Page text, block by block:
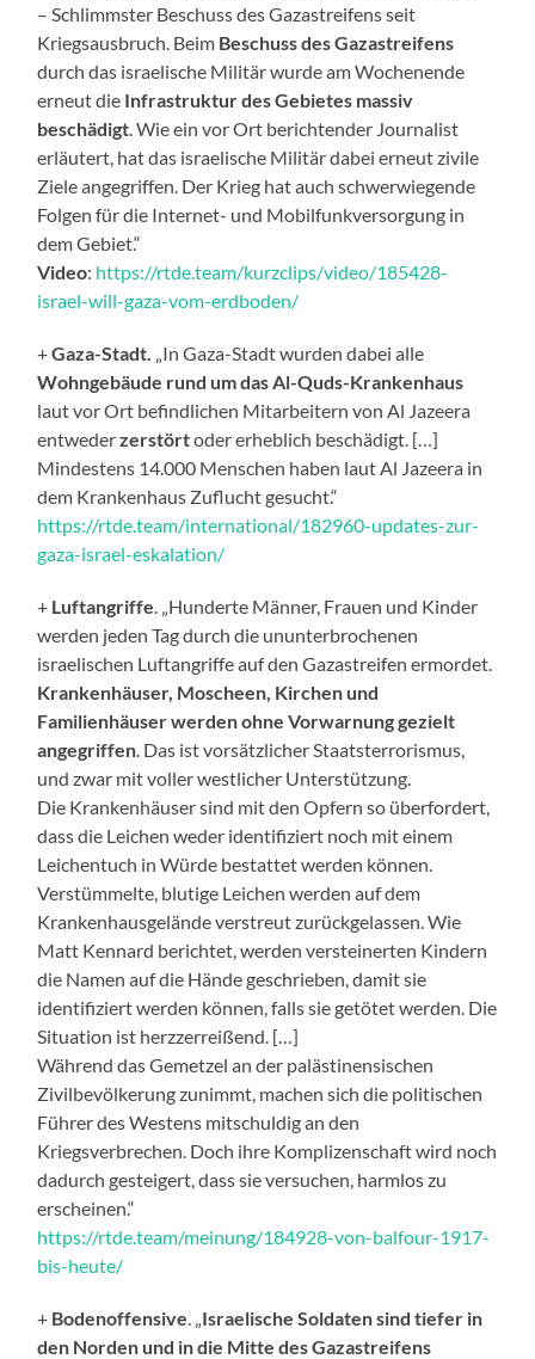
– Schlimmster Beschuss des Gazastreifens seit
Kriegsausbruch. Beim Beschuss des Gazastreifens
durch das israelische Militär wurde am Wochenende
erneut die Infrastruktur des Gebietes massiv
beschädigt . Wie ein vor Ort berichtender Journalist
erläutert, hat das israelische Militär dabei erneut zivile
Ziele angegriffen. Der Krieg hat auch schwerwiegende
Folgen für die Internet- und Mobilfunkversorgung in
dem Gebiet.“
Video: https://rtde.team/kurzclips/video/185428-
israel-will-gaza-vom-erdboden/
+Gaza-Stadt.
„In Gaza-Stadt wurden dabei alle
Wohngebäude rund um das Al-Quds-Krankenhaus
laut vor Ort befindlichen Mitarbeitern von Al Jazeera
entwederzerstörtoder erheblich beschädigt. […]
Mindestens 14.000 Menschen haben laut Al Jazeera in
dem Krankenhaus Zuflucht gesucht.“
https://rtde.team/international/182960-updates-zur-
gaza-israel-eskalation/
+ Luftangriffe . „Hunderte Männer, Frauen und Kinder
werden jeden Tag durch die ununterbrochenen
israelischen Luftangriffe auf den Gazastreifen ermordet.
Krankenhäuser, Moscheen, Kirchen und
Familienhäuser werden ohne Vorwarnung gezielt
angegriffen . Das ist vorsätzlicher Staatsterrorismus,
und zwar mit voller westlicher Unterstützung.
Die Krankenhäuser sind mit den Opfern so überfordert,
dass die Leichen weder identifiziert noch mit einem
Leichentuch in Würde bestattet werden können.
Verstümmelte, blutige Leichen werden auf dem
Krankenhausgelände verstreut zurückgelassen. Wie
Matt Kennard berichtet, werden versteinerten Kindern
die Namen auf die Hände geschrieben, damit sie
identifiziert werden können, falls sie getötet werden. Die
Situation ist herzzerreißend. […]
Während das Gemetzel an der palästinensischen
Zivilbevölkerung zunimmt, machen sich die politischen
Führer des Westens mitschuldig an den
Kriegsverbrechen. Doch ihre Komplizenschaft wird noch
dadurch gesteigert, dass sie versuchen, harmlos zu
erscheinen.“
https://rtde.team/meinung/184928-von-balfour-1917-
bis-heute/
+ Bodenoffensive
Israelische Soldaten sind tiefer in
den Norden und in die Mitte des Gazastreifens